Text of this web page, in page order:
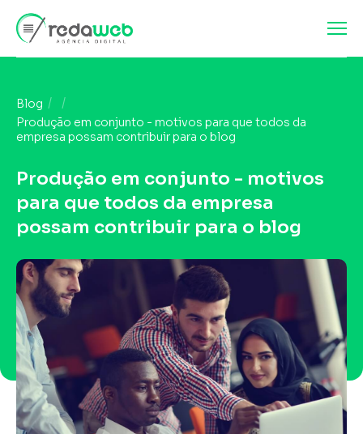
Blog
Produção em conjunto - motivos para que todos da
empresa possam contribuir para o blog
Produção em conjunto - motivos
para que todos da empresa
possam contribuir para o blog